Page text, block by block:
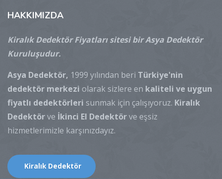
HAKKIMIZDA
Kiralık Dedektör Fiyatları sitesi bir Asya Dedektör
Kuruluşudur.
Asya Dedektör, 1999 yılından beri Türkiye'nin
dedektör merkezi olarak sizlere en kaliteli ve uygun
fiyatlı dedektörleri sunmak için çalışıyoruz. Kiralık
Dedektörve İkinci El Dedektörve eşsiz
hizmetlerimizle karşınızdayız.
Kiralık Dedektör